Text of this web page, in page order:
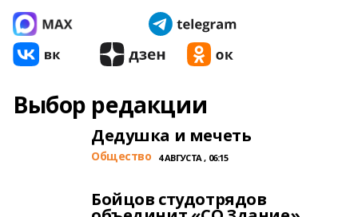
Выбор редакции
Дедушка и мечеть
Общество 4 АВГУСТА , 06:15
Бойцов студотрядов